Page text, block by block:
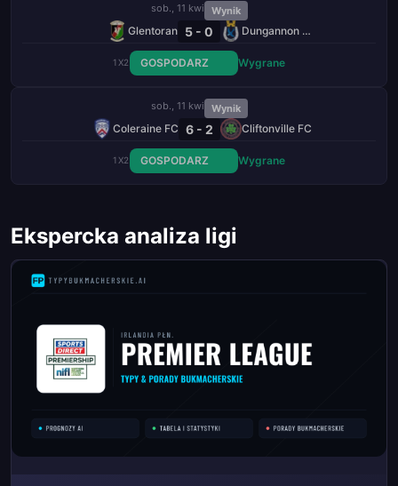
sob., 11 kwi Wynik
Glentoran 5 - 0 Dungannon Swifts
1X2 GOSPODARZ Wygrane
sob., 11 kwi Wynik
Coleraine FC 6 - 2 Cliftonville FC
1X2 GOSPODARZ Wygrane
Ekspercka analiza ligi